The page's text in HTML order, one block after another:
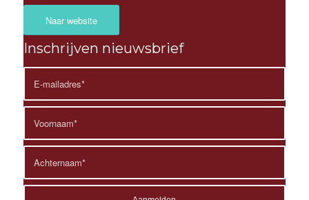
Naar website
Inschrijven nieuwsbrief